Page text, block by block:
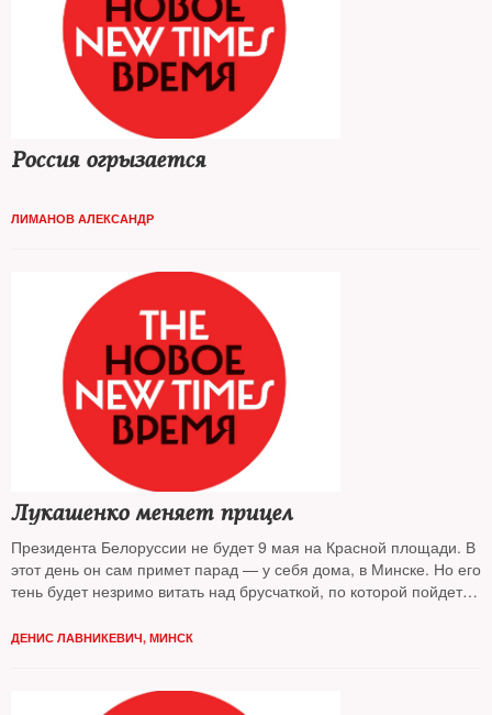
Россия огрызается
ЛИМАНОВ АЛЕКСАНДР
Лукашенко меняет прицел
Президента Белоруссии не будет 9 мая на Красной площади. В
этот день он сам примет парад — у себя дома, в Минске. Но его
тень будет незримо витать над брусчаткой, по которой пойдет
прочая оптика, электроника и радары — почти все это
ДЕНИС ЛАВНИКЕВИЧ, МИНСК